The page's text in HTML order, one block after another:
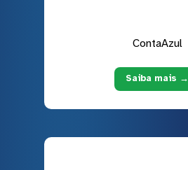
ContaAzul
Saiba mais →